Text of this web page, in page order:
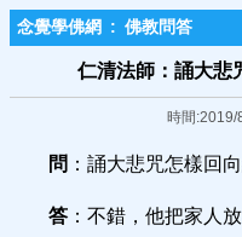
念覺學佛網 : 佛教問答
仁清法師：誦大悲
時間:2019/
問 ：誦大悲咒怎樣回
答 ：不錯，他把家人